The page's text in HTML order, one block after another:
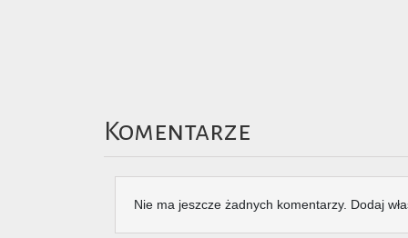
Komentarze
Nie ma jeszcze żadnych komentarzy. Dodaj